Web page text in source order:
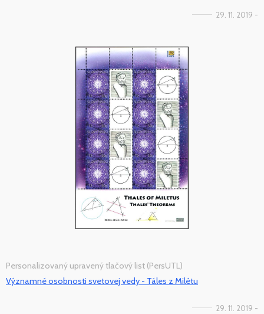
29. 11. 2019 -
Personalizovaný upravený tlačový list (PersUTL)
Významné osobnosti svetovej vedy - Táles z Milétu
29. 11. 2019 -